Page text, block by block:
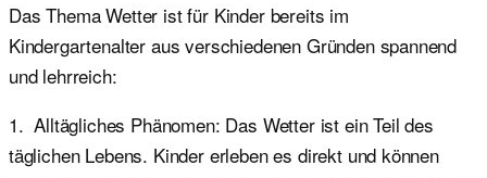
Das Thema Wetter ist für Kinder bereits im
Kindergartenalter aus verschiedenen Gründen spannend
und lehrreich:
1. Alltägliches Phänomen: Das Wetter ist ein Teil des
täglichen Lebens. Kinder erleben es direkt und können